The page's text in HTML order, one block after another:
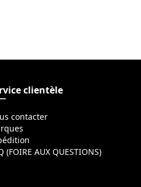
clientèle
contacter
(FOIRE AUX QUESTIONS)